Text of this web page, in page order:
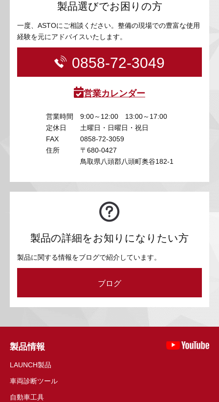
製品選びでお困りの方
一度、ASTOにご相談ください。整備の現場での豊富な使用
経験を元にアドバイスいたします。
0858-72-3049
営業カレンダー
営業時間
9:00～12:00 13:00～17:00
定休日
土曜日・日曜日・祝日
FAX
0858-72-3059
住所
〒680-0427
鳥取県八頭郡八頭町奥谷182-1
製品の詳細をお知りになりたい方
製品に関する情報をブログで紹介しています。
ブログ
製品情報
LAUNCH製品
車両診断ツール
自動車工具